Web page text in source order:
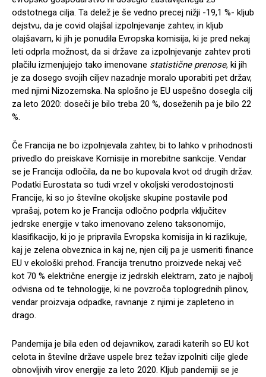
odstotnega cilja. Ta delež je še vedno precej nižji -19,1 %- kljub
dejstvu, da je covid olajšal izpolnjevanje zahtev, in kljub
olajšavam, ki jih je ponudila Evropska komisija, ki je pred nekaj
leti odprla možnost, da si države za izpolnjevanje zahtev proti
plačilu izmenjujejo tako imenovane statistične prenose, ki jih
je za dosego svojih ciljev nazadnje moralo uporabiti pet držav,
med njimi Nizozemska. Na splošno je EU uspešno dosegla cilj
za leto 2020: doseči je bilo treba 20 %, doseženih pa je bilo 22
%.
Če Francija ne bo izpolnjevala zahtev, bi to lahko v prihodnosti
privedlo do preiskave Komisije in morebitne sankcije. Vendar
se je Francija odločila, da ne bo kupovala kvot od drugih držav.
Podatki Eurostata so tudi vrzel v okoljski verodostojnosti
Francije, ki so jo številne okoljske skupine postavile pod
vprašaj, potem ko je Francija odločno podprla vključitev
jedrske energije v tako imenovano zeleno taksonomijo,
klasifikacijo, ki jo je pripravila Evropska komisija in ki razlikuje,
kaj je zelena obveznica in kaj ne, njen cilj pa je usmeriti finance
EU v ekološki prehod. Francija trenutno proizvede nekaj več
kot 70 % električne energije iz jedrskih elektrarn, zato je najbolj
odvisna od te tehnologije, ki ne povzroča toplogrednih plinov,
vendar proizvaja odpadke, ravnanje z njimi je zapleteno in
drago.
Pandemija je bila eden od dejavnikov, zaradi katerih so EU kot
celota in številne države uspele brez težav izpolniti cilje glede
obnovljivih virov energije za leto 2020. Kljub pandemiji se je